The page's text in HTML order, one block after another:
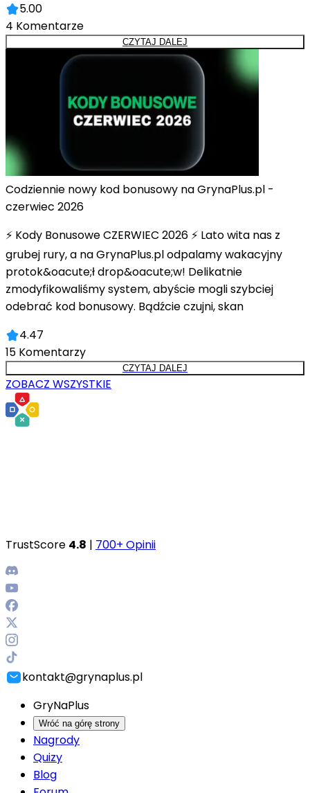
5.00
4 Komentarze
CZYTAJ DALEJ
Codziennie nowy kod bonusowy na GrynaPlus.pl -
czerwiec 2026
⚡ Kody Bonusowe CZERWIEC 2026 ⚡ Lato wita nas z
grubej rury, a na GrynaPlus.pl odpalamy wakacyjny
protok&oacute;ł drop&oacute;w! Delikatnie
zmodyfikowaliśmy system, abyście mogli szybciej
odebrać kod bonusowy. Bądźcie czujni, skan
4.47
15 Komentarzy
CZYTAJ DALEJ
ZOBACZ WSZYSTKIE
TrustScore 4.8 | 700+ Opinii
kontakt@grynaplus.pl
GryNaPlus
Wróć na górę strony
Nagrody
Quizy
Blog